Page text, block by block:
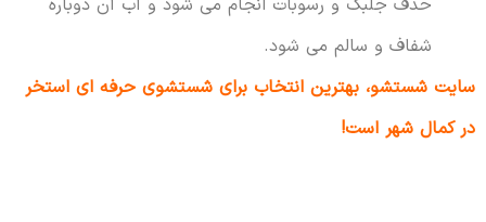
شفاف و سالم می شود.
سایت شستشو، بهترین انتخاب برای شستشوی حرفه ای استخر
در کمال شهر است!